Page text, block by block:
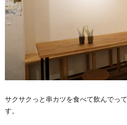
サクサクっと串カツを食べて飲んでっ
す。